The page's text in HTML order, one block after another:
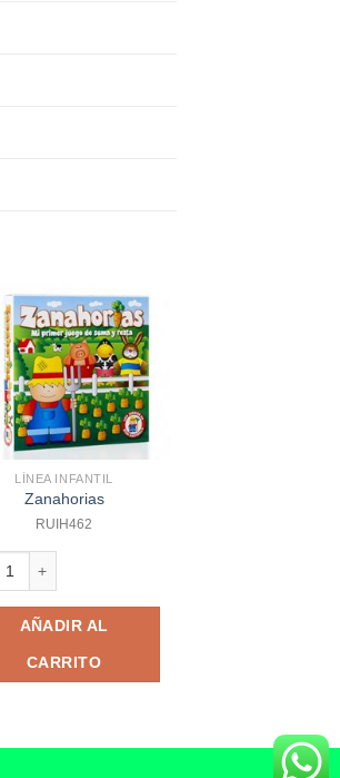
LÍNEA INFANTIL
Zanahorias
RUIH462
AÑADIR AL
CARRITO